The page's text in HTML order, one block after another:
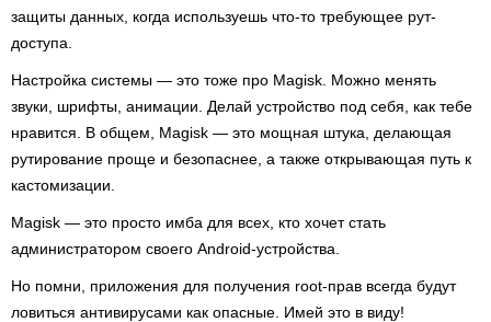
защиты данных, когда используешь что-то требующее рут-
доступа.
Настройка системы — это тоже про Magisk. Можно менять
звуки, шрифты, анимации. Делай устройство под себя, как тебе
нравится. В общем, Magisk — это мощная штука, делающая
рутирование проще и безопаснее, а также открывающая путь к
кастомизации.
Magisk — это просто имба для всех, кто хочет стать
администратором своего Android-устройства.
Но помни, приложения для получения root-прав всегда будут
ловиться антивирусами как опасные. Имей это в виду!